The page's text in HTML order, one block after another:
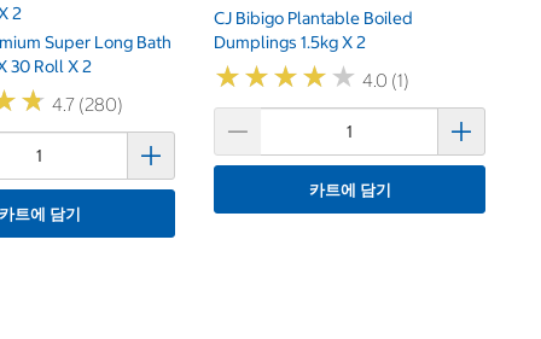
2
Super Long Bath
30 Roll X 2
★
★ 4.7 (280)
트에 담기
CJ Bibigo Plantable Boiled
Dumplings 1.5kg X 2
★★★★ ★
★★★★ ★ 4.0 (1)
카트에 담기